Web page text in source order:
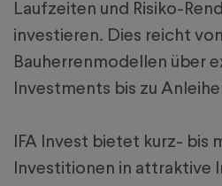
Laufzeiten und Risiko-
investieren. Dies reicht
Bauherrenmodellen über
Investments bis zu
IFA Invest bietet kurz- bis
Investitionen in attraktive